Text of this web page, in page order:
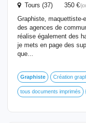
Tours (37) 350 €/
Graphiste, maquettiste-
des agences de
réalise également des
je mets en page des
que...
Graphiste Création
tous documents imprimés